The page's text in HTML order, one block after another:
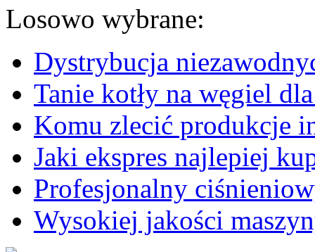
Losowo wybrane:
Dystrybucja
Tanie kotły na węgiel
Komu zlecić produkcje
Jaki ekspres najlepiej
Profesjonalny
Wysokiej jakości